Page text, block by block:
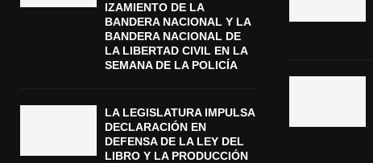
IZAMIENTO DE LA
BANDERA NACIONAL Y LA
BANDERA NACIONAL DE
LA LIBERTAD CIVIL EN LA
SEMANA DE LA POLICÍA
LA LEGISLATURA IMPULSA
DECLARACIÓN EN
DEFENSA DE LA LEY DEL
LIBRO Y LA PRODUCCIÓN